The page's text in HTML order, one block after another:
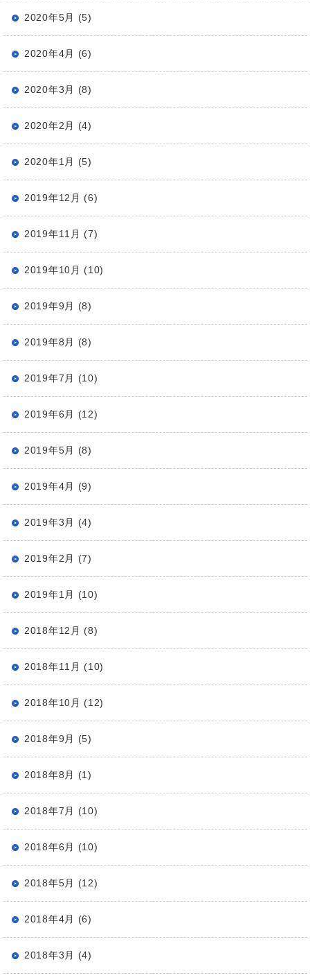
2020年5月 (5)
2020年4月 (6)
2020年3月 (8)
2020年2月 (4)
2020年1月 (5)
2019年12月 (6)
2019年11月 (7)
2019年10月 (10)
2019年9月 (8)
2019年8月 (8)
2019年7月 (10)
2019年6月 (12)
2019年5月 (8)
2019年4月 (9)
2019年3月 (4)
2019年2月 (7)
2019年1月 (10)
2018年12月 (8)
2018年11月 (10)
2018年10月 (12)
2018年9月 (5)
2018年8月 (1)
2018年7月 (10)
2018年6月 (10)
2018年5月 (12)
2018年4月 (6)
2018年3月 (4)